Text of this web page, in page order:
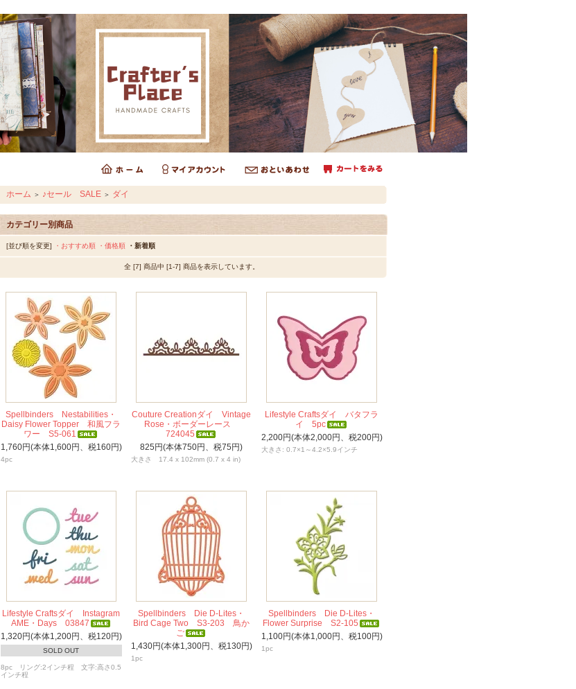
ホーム ＞ ♪セール SALE ＞ ダイ
カテゴリー別商品
[並び順を変更] ・おすすめ順 ・価格順 ・新着順
全 [7] 商品中 [1-7] 商品を表示しています。
Spellbinders Nestabilities・
Daisy Flower Topper 和風フラ
ワー S5-061
1,760円(本体1,600円、税160円)
4pc
Couture Creationダイ Vintage
Rose・ボーダーレース
724045
825円(本体750円、税75円)
大きさ 17.4 x 102mm (0.7 x 4 in)
Lifestyle Craftsダイ バタフラ
イ 5pc
2,200円(本体2,000円、税200円)
大きさ: 0.7×1～4.2×5.9インチ
Lifestyle Craftsダイ Instagram
AME・Days 03847
1,320円(本体1,200円、税120円)
SOLD OUT
8pc リング:2インチ程 文字:高さ0.5
インチ程
Spellbinders Die D-Lites・
Bird Cage Two S3-203 鳥か
ご
1,430円(本体1,300円、税130円)
1pc
Spellbinders Die D-Lites・
Flower Surprise S2-105
1,100円(本体1,000円、税100円)
1pc